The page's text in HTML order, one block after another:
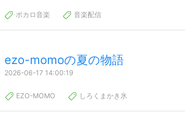
ボカロ音楽 音楽配信
ezo-momoの夏の物語
2026-06-17 14:00:19
EZO-MOMO しろくまかき氷